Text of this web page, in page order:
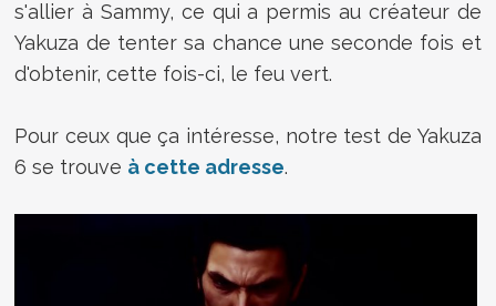
s'allier à Sammy, ce qui a permis au créateur de
Yakuza de tenter sa chance une seconde fois et
d'obtenir, cette fois-ci, le feu vert.
Pour ceux que ça intéresse, notre test de Yakuza
6 se trouve à cette adresse.